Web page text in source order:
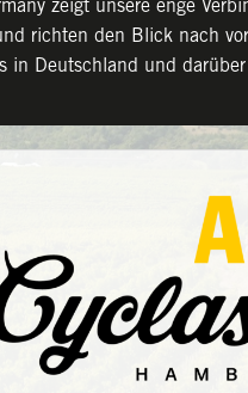
zeigt unsere enge
richten den Blick nach
in Deutschland und